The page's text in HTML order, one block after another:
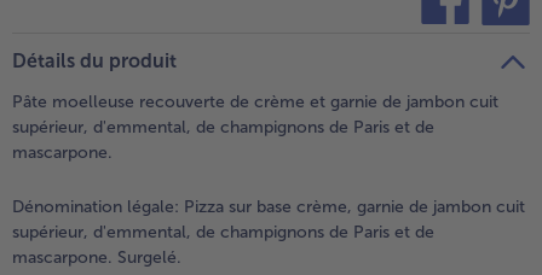
Détails du produit
Pâte moelleuse recouverte de crème et garnie de jambon cuit
supérieur, d'emmental, de champignons de Paris et de
mascarpone.
Dénomination légale: Pizza sur base crème, garnie de jambon cuit
supérieur, d'emmental, de champignons de Paris et de
mascarpone. Surgelé.